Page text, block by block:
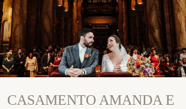
CASAMENTO AMANDA E